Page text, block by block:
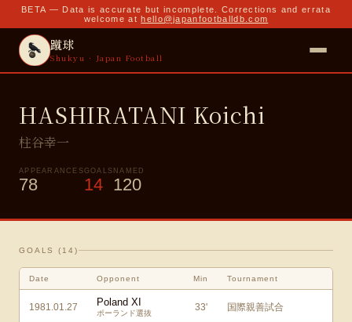
BETA — Data is accurate but incomplete. Corrections and errata
welcome at hello@japanfootballdb.com
蹴球
Shukyu · Japan Football
HASHIRATANI Koichi
柱谷幸一
APPEARANCES
78
GOALS
14
NAMED
120
GOALS ( 14 )
Date Opponent Min Tournament
1981.01.27 Poland XI
ポーランド選抜
33' 国際親善試合